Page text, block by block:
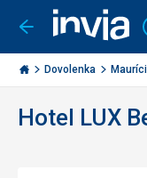
Ísť
späť
Invia.sk
Dovolenka
Hotel LUX